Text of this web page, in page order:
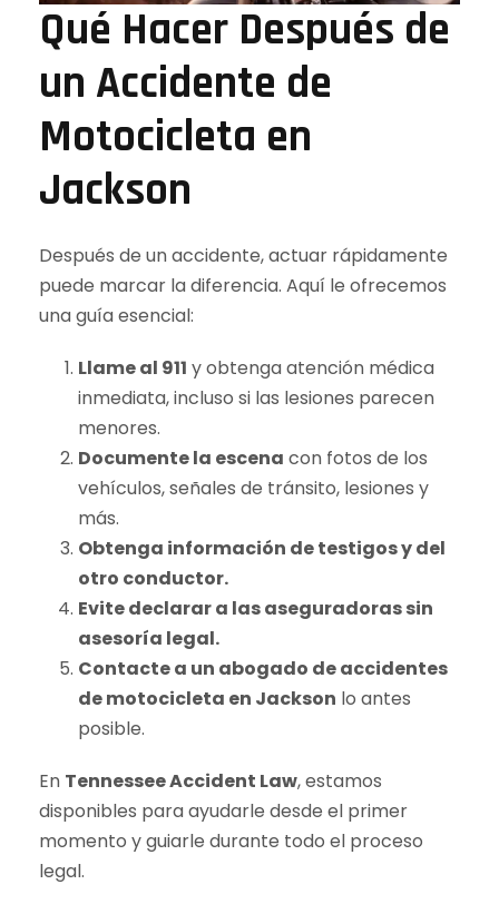
Qué Hacer Después de
un Accidente de
Motocicleta en
Jackson
Después de un accidente, actuar rápidamente
puede marcar la diferencia. Aquí le ofrecemos
una guía esencial:
Llame al 911 y obtenga atención médica
inmediata, incluso si las lesiones parecen
menores.
Documente la escena con fotos de los
vehículos, señales de tránsito, lesiones y
más.
Obtenga información de testigos y del
otro conductor.
Evite declarar a las aseguradoras sin
asesoría legal.
Contacte a un abogado de accidentes
de motocicleta en Jackson lo antes
posible.
En Tennessee Accident Law, estamos
disponibles para ayudarle desde el primer
momento y guiarle durante todo el proceso
legal.